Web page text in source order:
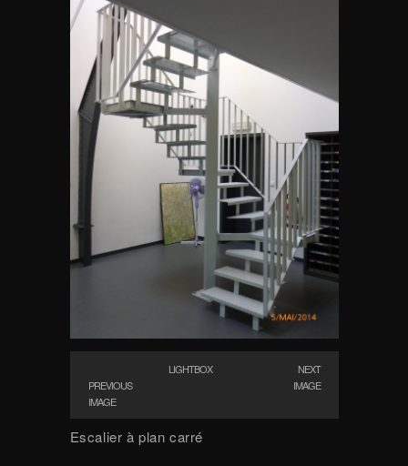
PREVIOUS
IMAGE
LIGHTBOX
NEXT
IMAGE
Escalier à plan carré